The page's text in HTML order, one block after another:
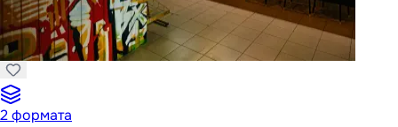
2формата